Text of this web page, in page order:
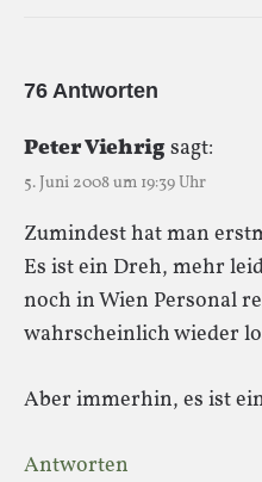
76 Antworten
Peter Viehrigsagt:
5. Juni 2008 um 19:39 Uhr
Zumindest hat man
Es ist ein Dreh, mehr
noch in Wien Personal
wahrscheinlich wieder
Aber immerhin, es ist
Antworten